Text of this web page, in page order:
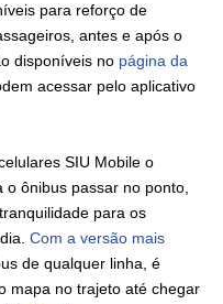
para reforço de
antes e após o
disponíveis no página da
acessar pelo aplicativo
SIU Mobile o
ônibus passar no ponto,
para os
Com a versão mais
de qualquer linha, é
mapa no trajeto até chegar